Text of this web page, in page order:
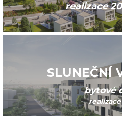
realizace
SLUNEČNÍ
bytové
realizace